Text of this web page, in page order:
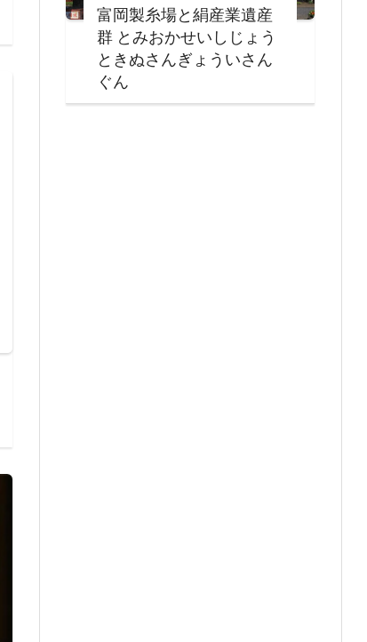
富岡製糸場と絹産業遺産
群 とみおかせいしじょう
ときぬさんぎょういさん
ぐん